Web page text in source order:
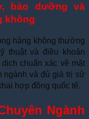
bảo dưỡng và
không
hàng không thường
thuật và điều khoản
chuẩn xác về mặt
ngành và đủ giá trị sử
hợp đồng quốc tế.
Ngành